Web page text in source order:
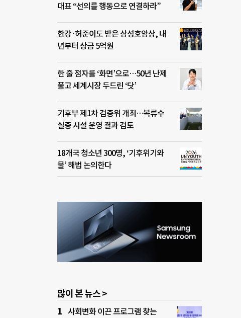
대표 “선의를 행동으로 연결하라”
한강·허준이도 받은 삼성호암상, 내
년부터 상금 5억원
한 줄 점자를 ‘화면’으로…50년 난제
풀고 세계시장 두드린 ‘닷’
기후부 제1차 검증위 개최…복류수
실증 시설 운영 결과 검토
18개국 청소년 300명, ‘기후위기와
물’ 해법 논의한다
많이 본 뉴스 >
사회변화 이끈 프로그램 찾는